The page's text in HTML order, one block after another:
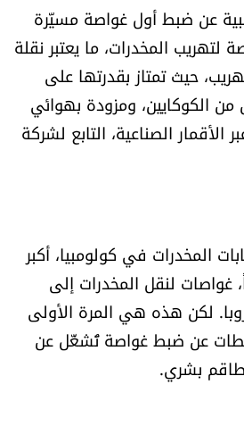
عن ضبط أول غواصة مسيّرة
لتهريب المخدرات، ما يعتبر نقلة
حيث تمتاز بقدرتها على
الكوكايين، ومزودة بهوائي
الأقمار الصناعية، التابع لشركة
المخدرات في كولومبيا، أكبر
غواصات لنقل المخدرات إلى
لكن هذه هي المرة الأولى
عن ضبط غواصة تُشغّل عن
بشري.